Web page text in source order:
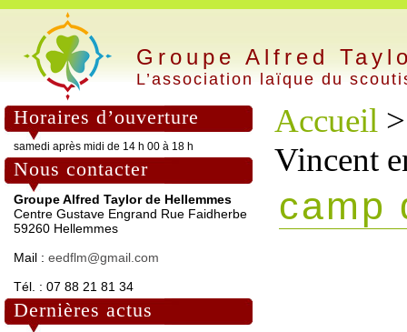
Groupe Alfred
L’association laïque du
Horaires d’ouverture
samedi après midi de 14 h 00 à 18 h
Nous contacter
Groupe Alfred Taylor de Hellemmes
Centre Gustave Engrand Rue Faidherbe
59260 Hellemmes
Mail : eedflm@gmail.com
Tél. : 07 88 21 81 34
Dernières actus
Accueil
Vincent
camp